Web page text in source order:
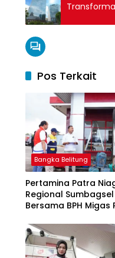
Pos Terkait
Bangka Belitung
Pertamina Patra
Regional Sumbagsel
Bersama BPH Migas
BBM Subsidi bagi
melalui Aplikasi